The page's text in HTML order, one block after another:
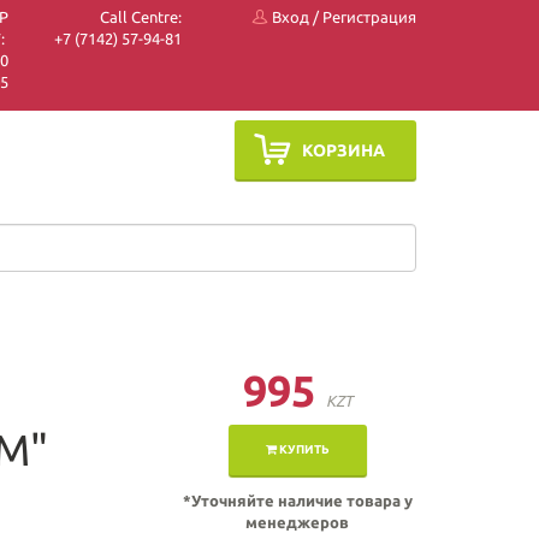
Call Centre:
+7 (7142) 57-94-81
Вход / Регистрация
КОРЗИНА
995 KZT
КУПИТЬ
*Уточняйте наличие товара у
менеджеров